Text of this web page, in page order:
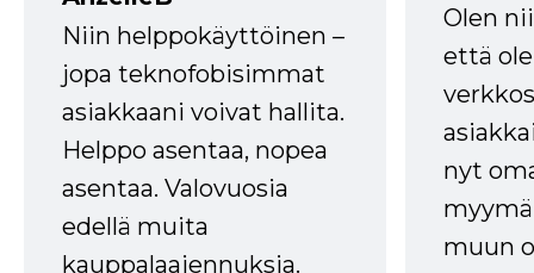
Niin helppokäyttöinen –
jopa teknofobisimmat
asiakkaani voivat hallita.
Helppo asentaa, nopea
asentaa. Valovuosia
edellä muita
kauppalaajennuksia.
Olen
että
nyt
muun